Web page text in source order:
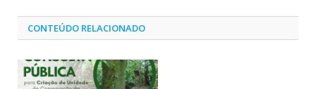
CONTEÚDO RELACIONADO